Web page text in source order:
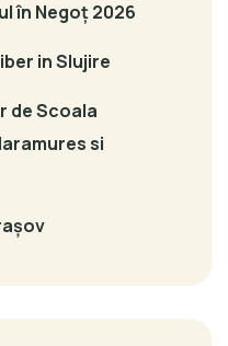
în Negoț 2026
in Slujire
de Scoala
si